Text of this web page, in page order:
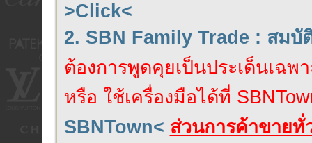
>Click<
2. SBN Family Trade : สม
ต้องการพูดคุยเป็นประเด็นเฉ
หรือ ใช้เครื่องมือได้ที่
SBNTown< ส่วนการค้าขายทั่